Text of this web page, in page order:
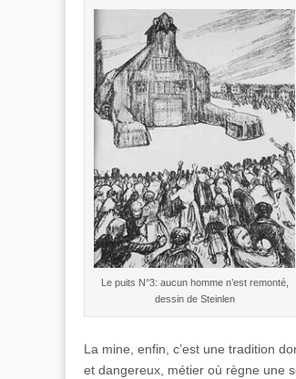
Le puits N°3: aucun homme n’est remonté,
dessin de Steinlen
La mine, enfin, c’est une tradition
et dangereux, métier où règne une